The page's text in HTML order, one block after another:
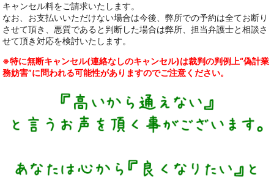
キャンセル料をご請求いたします。
なお、お支払いいただけない場合は今後、弊所での予約は全てお断り
させて頂き、悪質であると判断した場合は弊所、担当弁護士と相談さ
せて頂き対応を検討いたします。
※特に無断キャンセル(連絡なしのキャンセル)は裁判の判例上“偽計業
務妨害”に問われる可能性がありますのでご注意ください。